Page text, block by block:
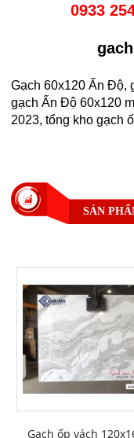
0933
Gạch 60x120 Ấn Độ,
gạch Ấn Độ 60x120
2023, tổng kho gạch
SẢN
Gạch ốp vách